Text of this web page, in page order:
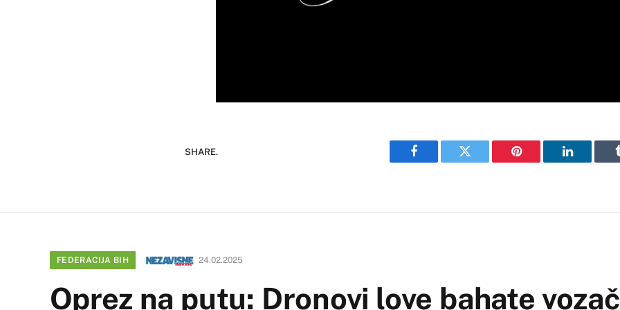
SHARE.
Facebook Twitter Pinterest LinkedIn
FEDERACIJA BIH 24.02.2025
Oprez na putu: Dronovi love bahate